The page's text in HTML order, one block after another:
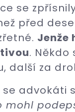
se
před
Jenže
. Někdo
další za
se advokáti
mohl